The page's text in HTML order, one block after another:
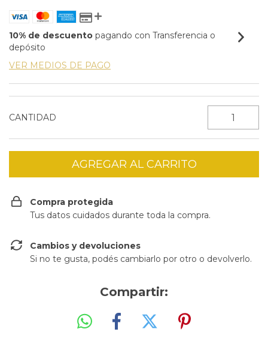
10% de descuento pagando con Transferencia o
depósito
VER MEDIOS DE PAGO
CANTIDAD
Compra protegida
Tus datos cuidados durante toda la compra.
Cambios y devoluciones
Si no te gusta, podés cambiarlo por otro o devolverlo.
Compartir: